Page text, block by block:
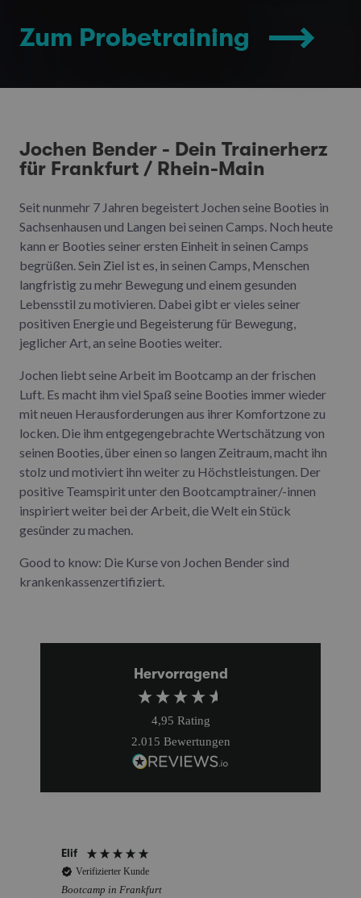
Zum Probetraining
Jochen Bender - Dein Trainerherz
für Frankfurt / Rhein-Main
Seit nunmehr 7 Jahren begeistert Jochen seine Booties in
Sachsenhausen und Langen bei seinen Camps. Noch heute
kann er Booties seiner ersten Einheit in seinen Camps
begrüßen. Sein Ziel ist es, in seinen Camps, Menschen
langfristig zu mehr Bewegung und einem gesunden
Lebensstil zu motivieren. Dabei gibt er vieles seiner
positiven Energie und Begeisterung für Bewegung,
jeglicher Art, an seine Booties weiter.
Jochen liebt seine Arbeit im Bootcamp an der frischen
Luft. Es macht ihm viel Spaß seine Booties immer wieder
mit neuen Herausforderungen aus ihrer Komfortzone zu
locken. Die ihm entgegengebrachte Wertschätzung von
seinen Booties, über einen so langen Zeitraum, macht ihn
stolz und motiviert ihn weiter zu Höchstleistungen. Der
positive Teamspirit unter den Bootcamptrainer/-innen
inspiriert weiter bei der Arbeit, die Welt ein Stück
gesünder zu machen.
Good to know: Die Kurse von Jochen Bender sind
krankenkassenzertifiziert.
Hervorragend
4,95 Rating
2.015 Bewertungen
Elif
Verifizierter Kunde
Bootcamp in Frankfurt